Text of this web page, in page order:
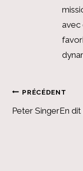
avec
de
PRÉCÉDENT
Peter SingerEn dit